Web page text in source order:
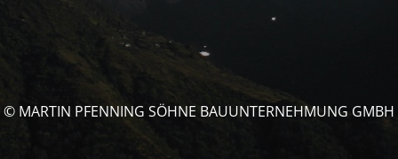
© MARTIN PFENNING SÖHNE BAUUNTERNEHMUNG GMBH